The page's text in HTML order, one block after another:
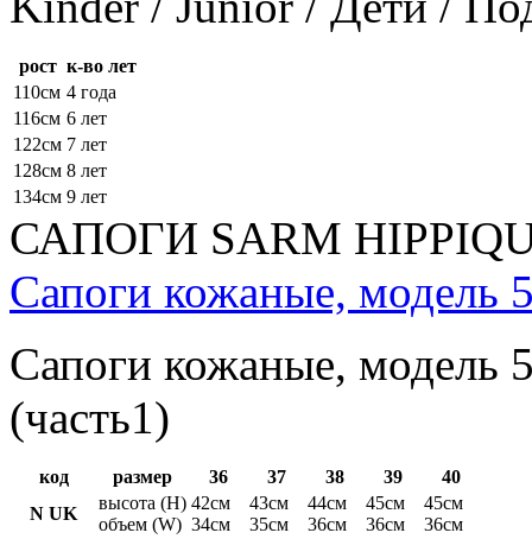
рост к-во лет
110см 4 года
116см 6 лет
122см 7 лет
128см 8 лет
134см 9 лет
САПОГИ SARM
Сапоги кожаные, модель
Сапоги кожаные, модель
(часть1)
код размер 36 37 38 39
40
N UK
высота (H)
объем (W)
42см
34см
43см
35см
44см
36см
45см
36см
45см
36см